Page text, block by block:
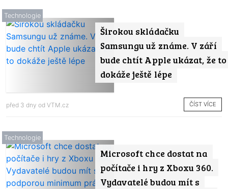
Širokou skládačku
Samsungu už známe. V září
bude chtít Apple ukázat, že to
dokáže ještě lépe
Technologie
před 3 dny od VTM.cz ČÍST VÍCE
Microsoft chce dostat na
počítače i hry z Xboxu 360.
Vydavatelé budou mít s
Technologie